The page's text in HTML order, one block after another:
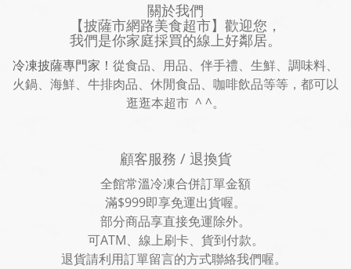
關於我們
【披薩市網路美食超市】歡迎您，
我們是你家庭採買的線上好鄰居。
冷凍披薩專門家！ 從食品、用品、伴手禮、生鮮、調味料、
火鍋、海鮮、牛排肉品、休閒食品、咖啡飲品等等，都可以
逛逛本超市 ^ ^。
顧客服務 / 退換貨
全館常溫冷凍合併訂單金額
滿$999即享免運出貨喔。
部分商品享直接免運除外。
可ATM、線上刷卡、貨到付款。
退貨請利用訂單留言的方式聯絡我們喔。